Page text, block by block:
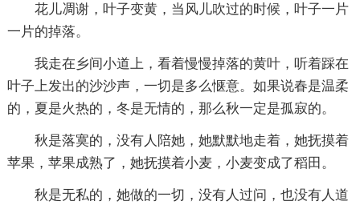
花儿凋谢，叶子变黄，当风儿吹过的时候，叶子一片
一片的掉落。
我走在乡间小道上，看着慢慢掉落的黄叶，听着踩在
叶子上发出的沙沙声，一切是多么惬意。如果说春是温柔
的，夏是火热的，冬是无情的，那么秋一定是孤寂的。
秋是落寞的，没有人陪她，她默默地走着，她抚摸着
苹果，苹果成熟了，她抚摸着小麦，小麦变成了稻田。
秋是无私的，她做的一切，没有人过问，也没有人道